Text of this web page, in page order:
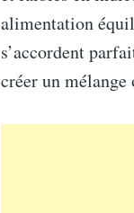
alimentation
s’accordent
créer un